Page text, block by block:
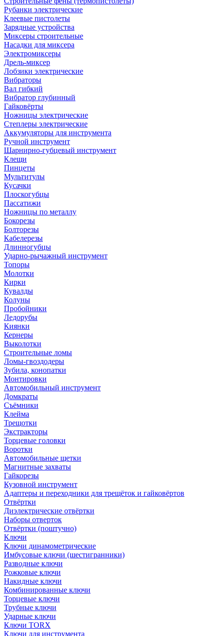
Рубанки электрические
Клеевые пистолеты
Зарядные устройства
Миксеры строительные
Насадки для миксера
Электромиксеры
Дрель-миксер
Лобзики электрические
Вибраторы
Вал гибкий
Вибратор глубинный
Гайковёрты
Ножницы электрические
Степлеры электрические
Аккумуляторы для инструмента
Ручной инструмент
Шарнирно-губцевый инструмент
Клещи
Пинцеты
Мультитулы
Кусачки
Плоскогубцы
Пассатижи
Ножницы по металлу
Бокорезы
Болторезы
Кабелерезы
Длинногубцы
Ударно-рычажный инструмент
Топоры
Молотки
Кирки
Кувалды
Колуны
Пробойники
Ледорубы
Киянки
Кернеры
Выколотки
Строительные ломы
Ломы-гвоздодеры
Зубила, конопатки
Монтировки
Автомобильный инструмент
Домкраты
Съёмники
Клейма
Трещотки
Экстракторы
Торцевые головки
Воротки
Автомобильные щетки
Магнитные захваты
Гайкорезы
Кузовной инструмент
Адаптеры и переходники для трещёток и гайковёртов
Отвёртки
Диэлектрические отвёртки
Наборы отверток
Отвёртки (поштучно)
Ключи
Ключи динамометрические
Имбусовые ключи (шестигранники)
Разводные ключи
Рожковые ключи
Накидные ключи
Комбинированные ключи
Торцевые ключи
Трубные ключи
Ударные ключи
Ключи TORX
Ключи для инструмента